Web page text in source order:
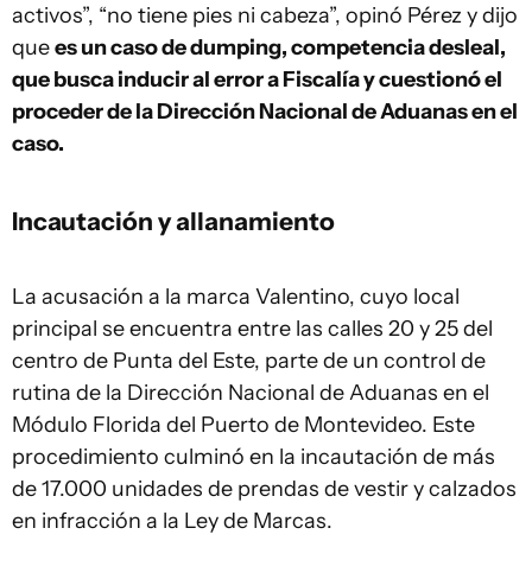
activos”, “no tiene pies ni cabeza”, opinó Pérez y dijo
quees un caso de dumping, competencia desleal,
que busca inducir al error a Fiscalía y cuestionó el
proceder de la Dirección Nacional de Aduanas en el
caso.
Incautación y allanamiento
La acusación a la marca Valentino, cuyo local
principal se encuentra entre las calles 20 y 25 del
centro de Punta del Este, parte de un control de
rutina de la Dirección Nacional de Aduanas en el
Módulo Florida del Puerto de Montevideo. Este
procedimiento culminó en la incautación de más
de 17.000 unidades de prendas de vestir y calzados
en infracción a la Ley de Marcas.